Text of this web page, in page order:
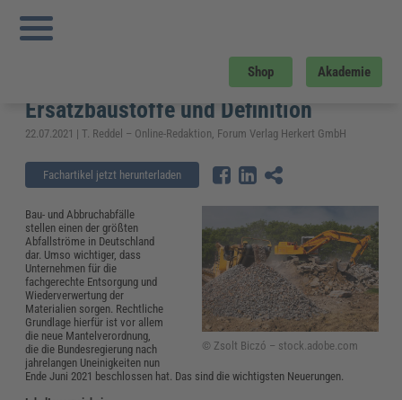
Shop Akademie
Sie sind hier:
Mantelverordnung beschlossen: Aktueller Stand, Ersatzbaustoffe und Definition
Neue Mantelverordnung
beschlossen: Aktueller Stand,
Ersatzbaustoffe und Definition
22.07.2021 | T. Reddel – Online-Redaktion, Forum Verlag Herkert GmbH
Fachartikel jetzt herunterladen
© Zsolt Biczó – stock.adobe.com
Bau- und Abbruchabfälle
stellen einen der größten
Abfallströme in Deutschland
dar. Umso wichtiger, dass
Unternehmen für die
fachgerechte Entsorgung und
Wiederverwertung der
Materialien sorgen. Rechtliche
Grundlage hierfür ist vor allem
die neue Mantelverordnung,
die die Bundesregierung nach
jahrelangen Uneinigkeiten nun
Ende Juni 2021 beschlossen hat. Das sind die wichtigsten Neuerungen.